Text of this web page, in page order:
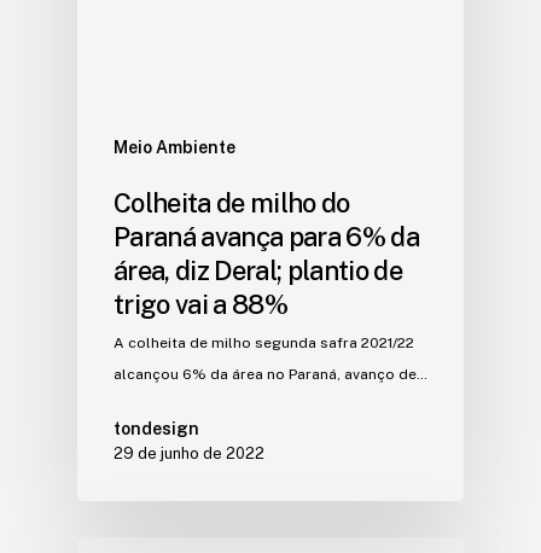
Meio Ambiente
Colheita de milho do
Paraná avança para 6% da
área, diz Deral; plantio de
trigo vai a 88%
A colheita de milho segunda safra 2021/22
alcançou 6% da área no Paraná, avanço de…
tondesign
29 de junho de 2022